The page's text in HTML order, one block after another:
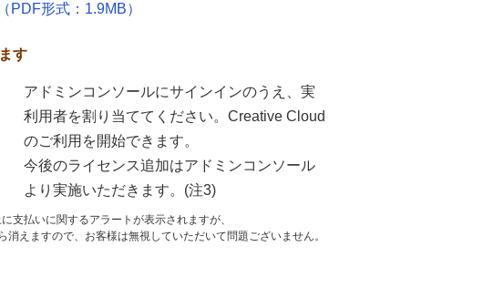
PDF形式：1.9MB）
す
アドミンコンソールにサインインのうえ、実
利用者を割り当ててください。Creative Cloud
のご利用を開始できます。
今後のライセンス追加はアドミンコンソール
より実施いただきます。(注3)
支払いに関するアラートが表示されますが、
えますので、お客様は無視していただいて問題ございません。